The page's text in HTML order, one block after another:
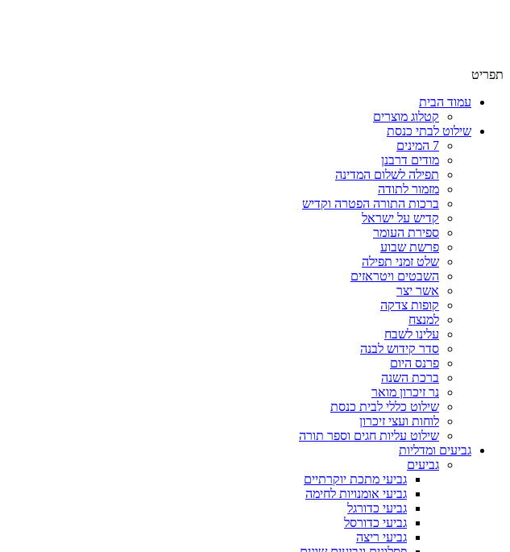
תפריט
עמוד הבית
קטלוג מוצרים
שילוט לבתי כנסת
7 המינים
מודים דרבנן
תפילה לשלום המדינה
מזמור לתודה
ברכות התורה הפטרה וקדיש
קדיש על ישראל
ספירת העומר
פרשת שבוע
שלט זמני תפילה
השבטים ויטראזים
אשר יצר
קופות צדקה
למנצח
עלינו לשבח
סדר קידוש לבנה
פרנס היום
ברכת השנה
נר זיכרון מואר
שילוט כללי לבית כנסת
לוחות ועצי זיכרון
שילוט עליות חגים וספר תורה
גביעים ומדליות
גביעים
גביעי מתכת יוקרתיים
גביעי אומנויות לחימה
גביעי כדורגל
גביעי כדורסל
גביעי ריצה